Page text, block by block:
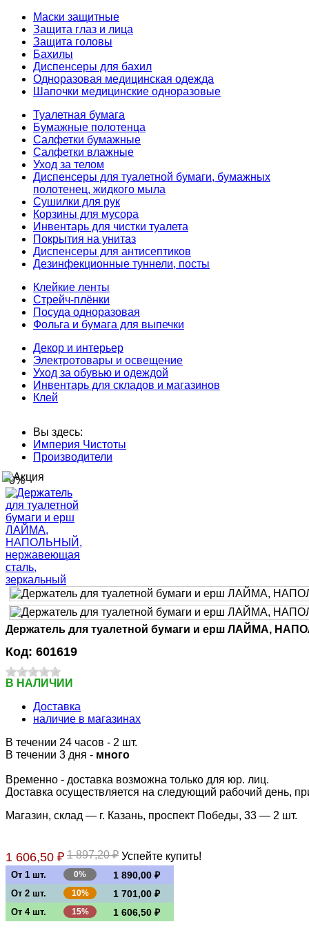
Маски защитные
Защита глаз и лица
Защита головы
Бахилы
Диспенсеры для бахил
Одноразовая медицинская одежда
Шапочки медицинские одноразовые
Туалетная бумага
Бумажные полотенца
Салфетки бумажные
Салфетки влажные
Уход за телом
Диспенсеры для туалетной бумаги, бумажных
полотенец, жидкого мыла
Сушилки для рук
Корзины для мусора
Инвентарь для чистки туалета
Покрытия на унитаз
Диспенсеры для антисептиков
Дезинфекционные туннели, посты
Клейкие ленты
Стрейч-плёнки
Посуда одноразовая
Фольга и бумага для выпечки
Декор и интерьер
Электротовары и освещение
Уход за обувью и одеждой
Инвентарь для складов и магазинов
Клей
Вы здесь:
Империя Чистоты
Производители
-0%
Держатель для туалетной бумаги и ерш ЛАЙМА,
Код: 601619
В НАЛИЧИИ
Доставка
наличие в магазинах
В течении 24 часов - 2 шт.
В течении 3 дня - много
Временно - доставка возможна только для юр. лиц.
Доставка осуществляется на следующий рабочий день,
Магазин, склад — г. Казань, проспект Победы, 33 — 2 шт.
1 606,50 ₽ 1 897,20 ₽ Успейте купить!
От 1 шт. 0% 1 890,00 ₽
От 2 шт. 10% 1 701,00 ₽
От 4 шт. 15% 1 606,50 ₽